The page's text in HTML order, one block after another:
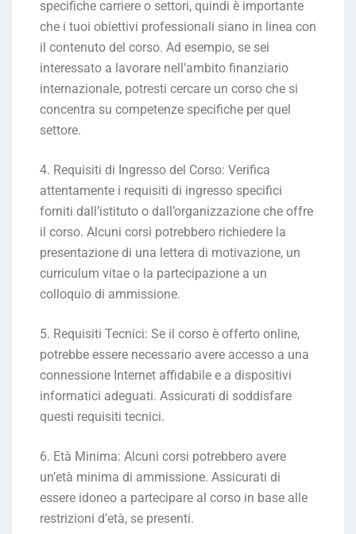
specifiche carriere o settori, quindi è importante
che i tuoi obiettivi professionali siano in linea con
il contenuto del corso. Ad esempio, se sei
interessato a lavorare nell’ambito finanziario
internazionale, potresti cercare un corso che si
concentra su competenze specifiche per quel
settore.
4. Requisiti di Ingresso del Corso: Verifica
attentamente i requisiti di ingresso specifici
forniti dall’istituto o dall’organizzazione che offre
il corso. Alcuni corsi potrebbero richiedere la
presentazione di una lettera di motivazione, un
curriculum vitae o la partecipazione a un
colloquio di ammissione.
5. Requisiti Tecnici: Se il corso è offerto online,
potrebbe essere necessario avere accesso a una
connessione Internet affidabile e a dispositivi
informatici adeguati. Assicurati di soddisfare
questi requisiti tecnici.
6. Età Minima: Alcuni corsi potrebbero avere
un’età minima di ammissione. Assicurati di
essere idoneo a partecipare al corso in base alle
restrizioni d’età, se presenti.